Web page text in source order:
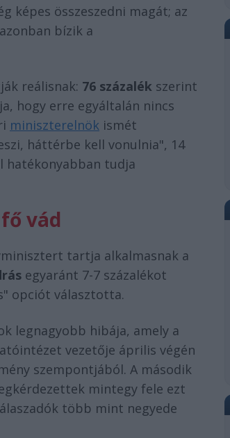
képes összeszedni magát; az
bízik a
reálisnak: 76 százalék szerint
hogy erre egyáltalán nincs
miniszterelnök ismét
háttérbe kell vonulnia", 14
hatékonyabban tudja
vád
tartja alkalmasnak a
egyaránt 7-7 százalékot
opciót választotta.
legnagyobb hibája, amely a
vezetője április végén
szempontjából. A második
mintegy fele ezt
több mint negyede